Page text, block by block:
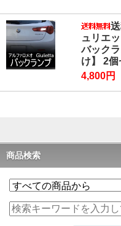
ュリエ
バック
け】 2個
4,800円
商品検索